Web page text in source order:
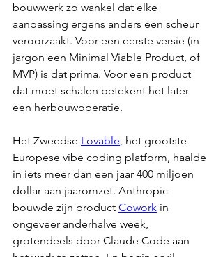
bouwwerk zo wankel dat elke
aanpassing ergens anders een scheur
veroorzaakt. Voor een eerste versie (in
jargon een Minimal Viable Product, of
MVP) is dat prima. Voor een product
dat moet schalen betekent het later
een herbouwoperatie.
Het Zweedse Lovable, het grootste
Europese vibe coding platform, haalde
in iets meer dan een jaar 400 miljoen
dollar aan jaaromzet. Anthropic
bouwde zijn product Cowork in
ongeveer anderhalve week,
grotendeels door Claude Code aan